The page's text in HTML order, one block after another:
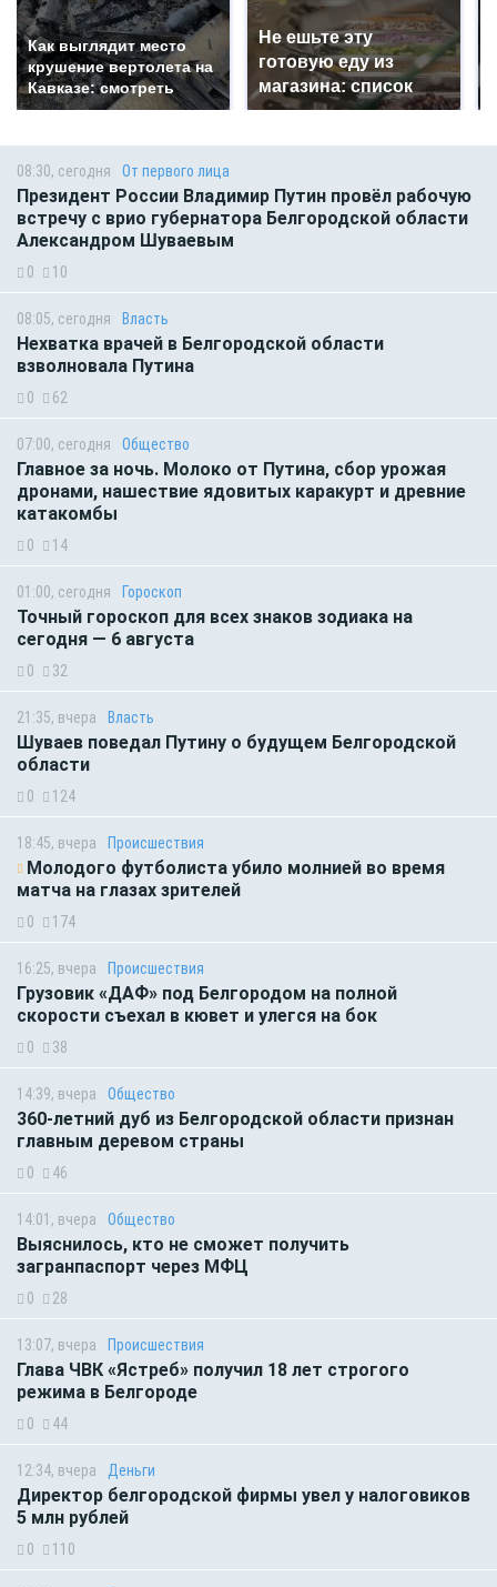
Как выглядит место
крушение вертолета на
Кавказе: смотреть
Не ешьте эту
готовую еду из
магазина: список
08:30, сегодня От первого лица
Президент России Владимир Путин провёл рабочую
встречу с врио губернатора Белгородской области
Александром Шуваевым
0 10
08:05, сегодня Власть
Нехватка врачей в Белгородской области
взволновала Путина
0 62
07:00, сегодня Общество
Главное за ночь. Молоко от Путина, сбор урожая
дронами, нашествие ядовитых каракурт и древние
катакомбы
0 14
01:00, сегодня Гороскоп
Точный гороскоп для всех знаков зодиака на
сегодня — 6 августа
0 32
21:35, вчера Власть
Шуваев поведал Путину о будущем Белгородской
области
0 124
18:45, вчера Происшествия
Молодого футболиста убило молнией во время
матча на глазах зрителей
0 174
16:25, вчера Происшествия
Грузовик «ДАФ» под Белгородом на полной
скорости съехал в кювет и улегся на бок
0 38
14:39, вчера Общество
360-летний дуб из Белгородской области признан
главным деревом страны
0 46
14:01, вчера Общество
Выяснилось, кто не сможет получить
загранпаспорт через МФЦ
0 28
13:07, вчера Происшествия
Глава ЧВК «Ястреб» получил 18 лет строгого
режима в Белгороде
0 44
12:34, вчера Деньги
Директор белгородской фирмы увел у налоговиков
5 млн рублей
0 110